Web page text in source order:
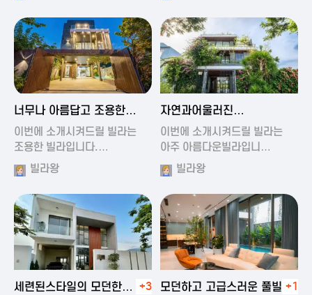
2024-11-19 01:47
너무나 아름답고 조용한
풀빌라
이번에 소개시켜드릴 빌라는
조용한 빌라입니다.…
빌라왕
2024-11-19 01:17
자연과어울러진
아름다운풀빌라
이번에 소개시켜드릴 빌라는
아주 아름다운빌라입니…
빌라왕
2024-11-19 01:22
세련된스타일의 모던한
+3
2024-11-20 00:20
모던하고 고급스러운 풀빌라+1